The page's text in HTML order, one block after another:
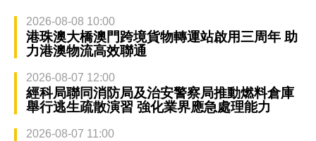
2026-08-08 10:00
港珠澳大橋澳門跨境貨物轉運站啟用三周年 助
力港澳物流高效聯通
2026-08-07 12:00
經科局聯同消防局及治安警察局推動燃料倉庫
舉行逃生疏散演習 強化業界應急處理能力
2026-08-07 11:00